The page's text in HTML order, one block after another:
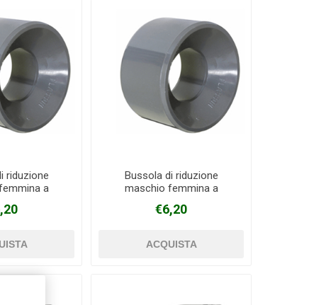
riduzione
a
mm
Bussola di riduzione
maschio femmina a
X 75 mm
€6,20